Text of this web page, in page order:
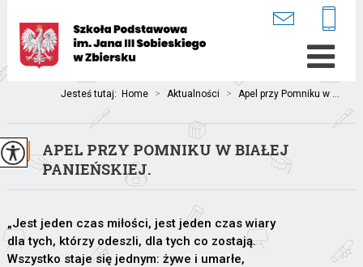
Jesteś tutaj: Home > Aktualności > Apel przy Pomniku w ...
APEL PRZY POMNIKU W BIAŁEJ
PANIEŃSKIEJ.
„Jest jeden czas miłości, jest jeden czas wiary
dla tych, którzy odeszli, dla tych co zostają.
Wszystko staje się jednym: żywe i umarłe,